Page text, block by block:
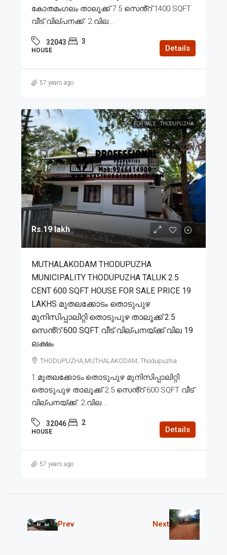
കോതമംഗലം താലൂക്ക് 7.5 സെൻ്റ് 1400 SQFT
വീട് വില്പനക്ക്. 2.വില...
32043 3
HOUSE Details
57 years ago
FOR SALE THODUPUZHA
Rs.19 lakh
MUTHALAKODAM THODUPUZHA
MUNICIPALITY THODUPUZHA TALUK 2.5
CENT 600 SQFT HOUSE FOR SALE PRICE 19
LAKHS മുതലക്കോടം തൊടുപുഴ
മുനിസിപ്പാലിറ്റി തൊടുപുഴ താലൂക്ക് 2.5
സെൻ്റ് 600 SQFT വീട് വില്പനയ്ക്ക് വില 19
ലക്ഷം
THODUPUZHA,MUTHALAKODAM, Thodupuzha
1.മുതലക്കോടം തൊടുപുഴ മുനിസിപ്പാലിറ്റി
തൊടുപുഴ താലൂക്ക് 2.5 സെൻ്റ് 600 SQFT വീട്
വില്പനയ്ക്ക്. 2.വില...
32046 2
HOUSE Details
57 years ago
Prev Next